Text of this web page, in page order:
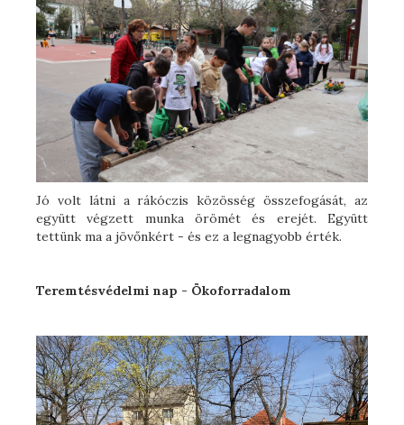
Jó volt látni a rákóczis közösség összefogását, az
együtt végzett munka örömét és erejét. Együtt
tettünk ma a jövőnkért - és ez a legnagyobb érték.
Teremtésvédelmi nap - Ökoforradalom